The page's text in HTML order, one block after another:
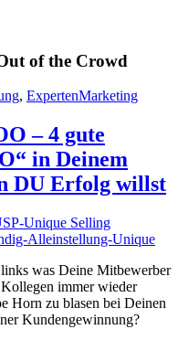
of the Crowd
, ExpertenMarketing
– 4 gute
in Deinem
DU Erfolg willst
was Deine Mitbewerber
immer wieder
Horn zu blasen bei Deinen
Kundengewinnung?